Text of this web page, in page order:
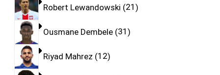
Robert Lewandowski 21
Ousmane Dembele 31
Riyad Mahrez 12